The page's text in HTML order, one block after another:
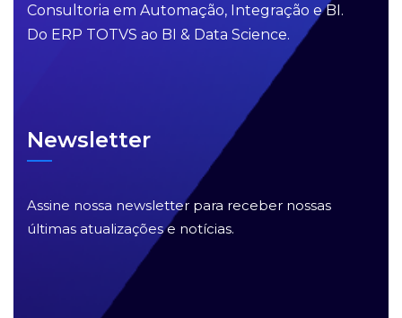
Consultoria em Automação, Integração e BI.
Do ERP TOTVS ao BI & Data Science.
Newsletter
Assine nossa newsletter para receber nossas
últimas atualizações e notícias.